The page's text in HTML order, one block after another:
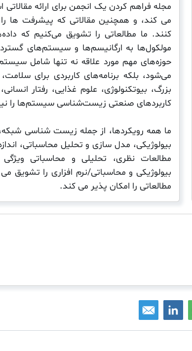
مجله فراهم کردن یک انجمن برای ارائه
می کند، و همچنین مقالاتی که پیشرفت ها
کنند. ما مطالعاتی را تشویق می‌کنیم که
مولکول‌ها به ارگانیسم‌ها و سیستم‌های
حوزه‌های مهم مورد علاقه نه تنها شامل
می‌شود، بلکه برنامه‌های کاربردی برای
بزرگ، بیوتکنولوژی، علوم غذایی، رفتار
کاربردهای صنعتی زیست‌شناسی سیستم‌ها را
ما همه رویکردها، از جمله زیست شناسی
بیولوژیکی، مدل سازی و تحلیل محاسباتی،
مطالعات نظری، تحلیلی و محاسباتی
بیولوژیکی و محاسباتی/نرم افزاری را تشویق
مطالعاتی را امکان پذیر می کند.